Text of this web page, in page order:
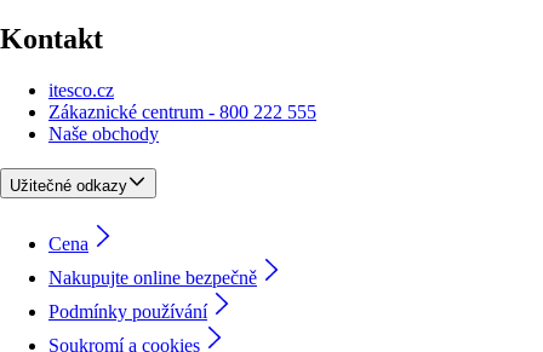
Kontakt
itesco.cz
Zákaznické centrum - 800 222 555
Naše obchody
Užitečné odkazy
Cena
Nakupujte online bezpečně
Podmínky používání
Soukromí a cookies